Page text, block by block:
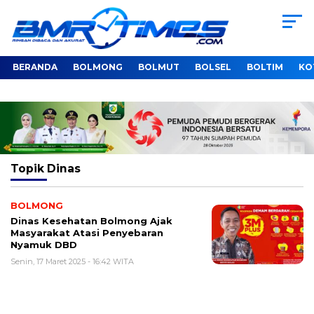
BERANDA BOLMONG BOLMUT BOLSEL BOLTIM
Topik Dinas
BOLMONG
Dinas Kesehatan Bolmong Ajak
Masyarakat Atasi Penyebaran
Nyamuk DBD
Senin, 17 Maret 2025 - 16:42 WITA